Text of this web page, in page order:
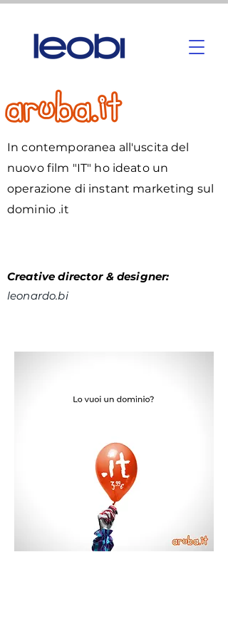
In contemporanea all'uscita del
nuovo film "IT" ho ideato un
operazione di instant marketing sul
dominio .it
Creative director & designer:
leonardo.bi